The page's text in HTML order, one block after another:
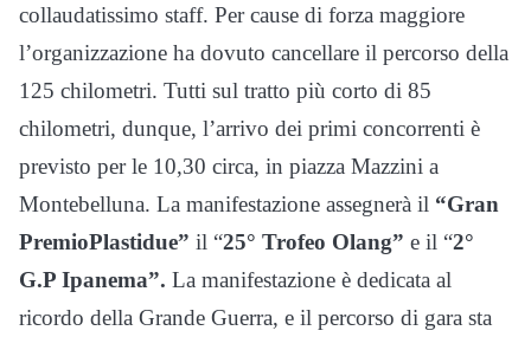
collaudatissimo staff. Per cause di forza maggiore
l’organizzazione ha dovuto cancellare il percorso della
125 chilometri. Tutti sul tratto più corto di 85
chilometri, dunque, l’arrivo dei primi concorrenti è
previsto per le 10,30 circa, in piazza Mazzini a
Montebelluna. La manifestazione assegnerà il “Gran
PremioPlastidue” il “25° Trofeo Olang” e il “2°
G.P Ipanema”. La manifestazione è dedicata al
ricordo della Grande Guerra, e il percorso di gara sta